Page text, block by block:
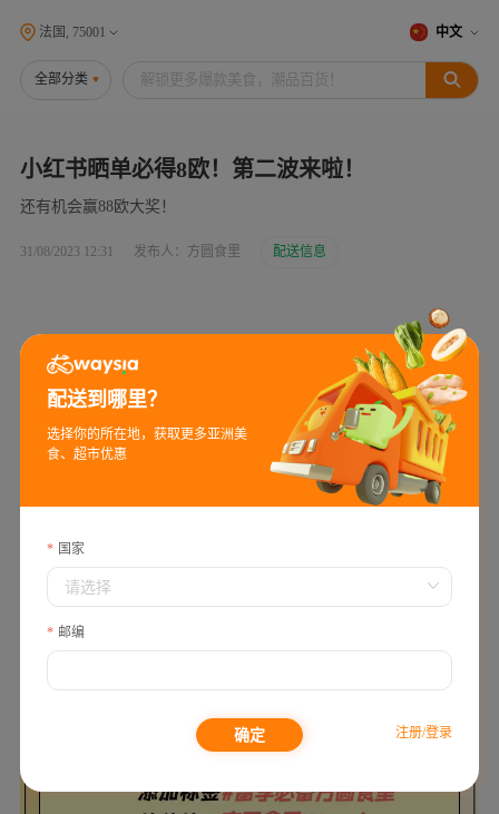
法国, 75001 中文
全部分类
小红书晒单必得8欧！第二波来啦！
还有机会赢88欧大奖！
31/08/2023 12:31 发布人：方圆食里 配送信息
配送到哪里？
选择你的所在地，获取更多亚洲美
食、超市优惠
国家
邮编
确定 注册/登录